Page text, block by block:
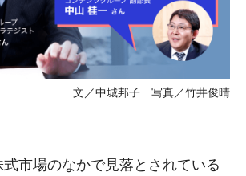
文／中城邦子 写真／竹井俊晴
市場のなかで見落とされている